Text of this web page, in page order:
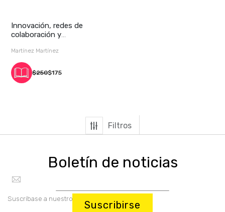
Innovación, redes de
colaboración y
Martínez Martínez
$250$175
Filtros
Boletín de noticias
Suscríbase a nuestro boletín:
Suscribirse